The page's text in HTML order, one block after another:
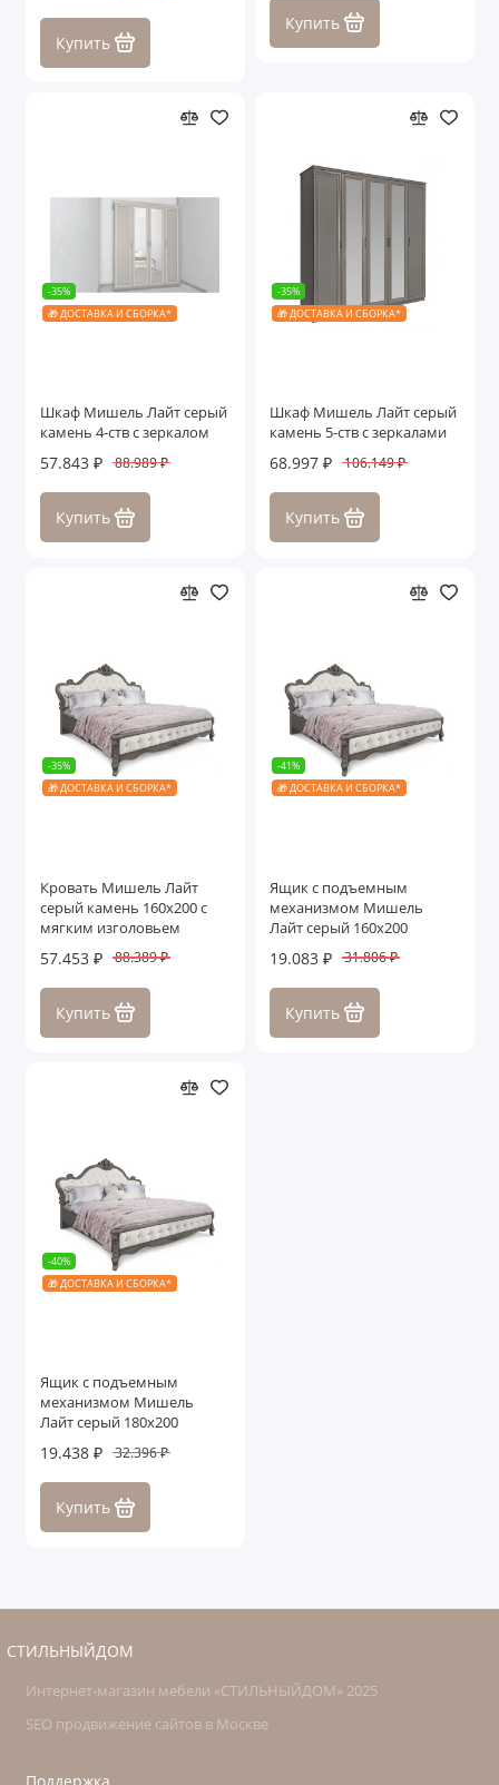
Купить
Купить
-35%
🎁 ДОСТАВКА И СБОРКА*
Шкаф Мишель Лайт серый
камень 4-ств с зеркалом
57.843 ₽ 88.989 ₽
Купить
-35%
🎁 ДОСТАВКА И СБОРКА*
Шкаф Мишель Лайт серый
камень 5-ств с зеркалами
68.997 ₽ 106.149 ₽
Купить
-35%
🎁 ДОСТАВКА И СБОРКА*
Кровать Мишель Лайт
серый камень 160х200 с
мягким изголовьем
57.453 ₽ 88.389 ₽
Купить
-41%
🎁 ДОСТАВКА И СБОРКА*
Ящик с подъемным
механизмом Мишель
Лайт серый 160х200
19.083 ₽ 31.806 ₽
Купить
-40%
🎁 ДОСТАВКА И СБОРКА*
Ящик с подъемным
механизмом Мишель
Лайт серый 180х200
19.438 ₽ 32.396 ₽
Купить
СТИЛЬНЫЙДОМ
Интернет-магазин мебели «СТИЛЬНЫЙДОМ» 2025
SEO продвижение сайтов в Москве